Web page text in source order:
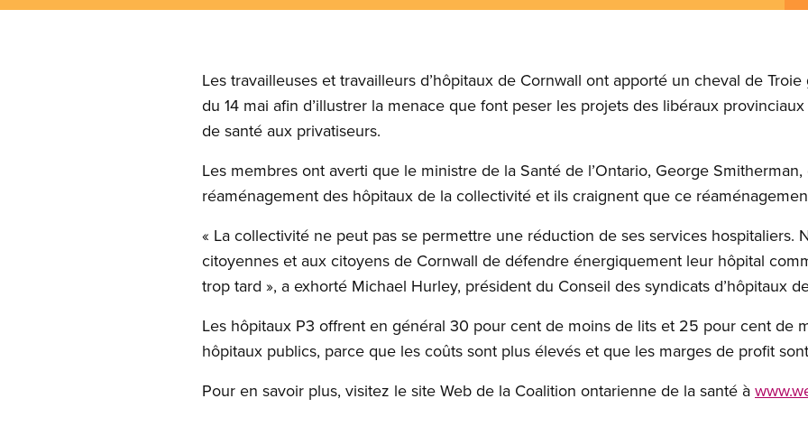
Les travailleuses et travailleurs d’hôpitaux de Cornwall ont apporté un cheval de
du 14 mai afin d’illustrer la menace que font peser les projets des libéraux
de santé aux privatiseurs.
Les membres ont averti que le ministre de la Santé de l’Ontario, George
réaménagement des hôpitaux de la collectivité et ils craignent que ce
« La collectivité ne peut pas se permettre une réduction de ses services hospitaliers.
citoyennes et aux citoyens de Cornwall de défendre énergiquement leur hôpital
trop tard », a exhorté Michael Hurley, président du Conseil des syndicats d’hôpitaux
Les hôpitaux P3 offrent en général 30 pour cent de moins de lits et 25 pour cent de
hôpitaux publics, parce que les coûts sont plus élevés et que les marges de profit
Pour en savoir plus, visitez le site Web de la Coalition ontarienne de la santé à